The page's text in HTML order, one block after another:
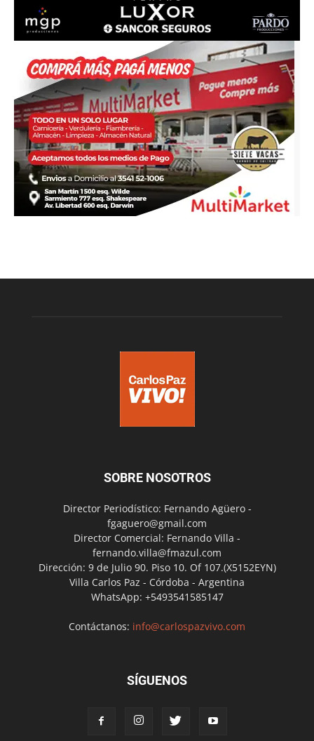
SOBRE NOSOTROS
Director Periodístico: Fernando Agüero -
fgaguero@gmail.com
Director Comercial: Fernando Villa -
fernando.villa@fmazul.com
Dirección: 9 de Julio 90. Piso 10. Of 107.(X5152EYN)
Villa Carlos Paz - Córdoba - Argentina
WhatsApp: +5493541585147
Contáctanos: info@carlospazvivo.com
SÍGUENOS